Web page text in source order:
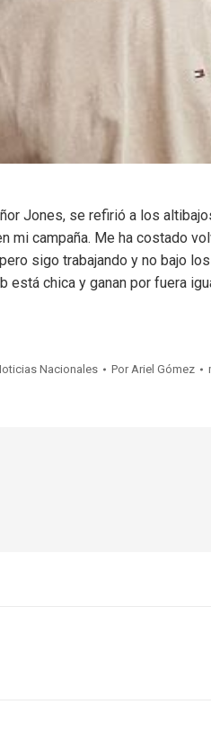
Jones, se refirió a los
mi campaña. Me ha costado
sigo trabajando y no bajo
chica y ganan por fuera
Nacionales PorAriel Gómez